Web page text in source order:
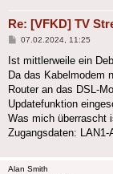
Re: [VFKD] TV
Beitrag
07.02.2024, 11:25
Ist mittlerweile ein
Da das Kabelmodem
Router an das DSL-
Updatefunktion
Was mich überrascht
Zugangsdaten:
Alan Smith